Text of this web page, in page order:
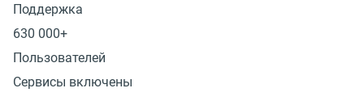
Поддержка
630 000+
Пользователей
Сервисы включены